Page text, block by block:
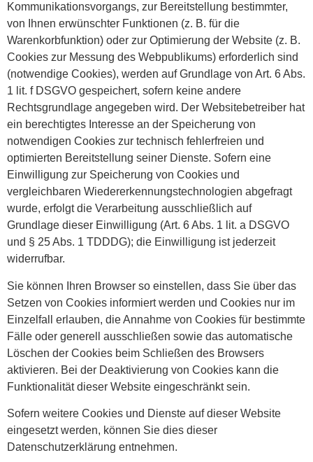
Kommunikationsvorgangs, zur Bereitstellung bestimmter,
von Ihnen erwünschter Funktionen (z. B. für die
Warenkorbfunktion) oder zur Optimierung der Website (z. B.
Cookies zur Messung des Webpublikums) erforderlich sind
(notwendige Cookies), werden auf Grundlage von Art. 6 Abs.
1 lit. f DSGVO gespeichert, sofern keine andere
Rechtsgrundlage angegeben wird. Der Websitebetreiber hat
ein berechtigtes Interesse an der Speicherung von
notwendigen Cookies zur technisch fehlerfreien und
optimierten Bereitstellung seiner Dienste. Sofern eine
Einwilligung zur Speicherung von Cookies und
vergleichbaren Wiedererkennungstechnologien abgefragt
wurde, erfolgt die Verarbeitung ausschließlich auf
Grundlage dieser Einwilligung (Art. 6 Abs. 1 lit. a DSGVO
und § 25 Abs. 1 TDDDG); die Einwilligung ist jederzeit
widerrufbar.
Sie können Ihren Browser so einstellen, dass Sie über das
Setzen von Cookies informiert werden und Cookies nur im
Einzelfall erlauben, die Annahme von Cookies für bestimmte
Fälle oder generell ausschließen sowie das automatische
Löschen der Cookies beim Schließen des Browsers
aktivieren. Bei der Deaktivierung von Cookies kann die
Funktionalität dieser Website eingeschränkt sein.
Sofern weitere Cookies und Dienste auf dieser Website
eingesetzt werden, können Sie dies dieser
Datenschutzerklärung entnehmen.